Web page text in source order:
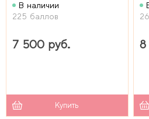
В наличии
225 баллов
7 500 руб.
Купить
8